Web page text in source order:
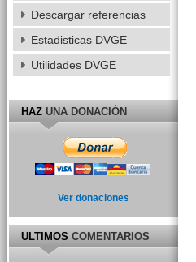
Descargar referencias
Estadisticas DVGE
Utilidades DVGE
HAZUNA DONACIÓN
Ver donaciones
ULTIMOSCOMENTARIOS